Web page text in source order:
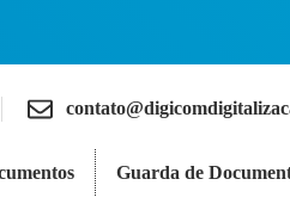
Guarda de